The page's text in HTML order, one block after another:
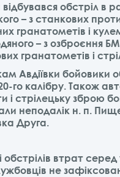
обстріл в
– з станкових
гранатометів і
– з озброєння
гранатометів і
Авдіївки бойовики
го калібру. Також
і стрілецьку зброю
неподалік н. п.
Друга.
обстрілів втрат
не